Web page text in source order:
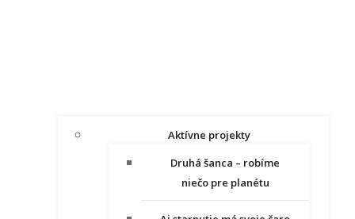
Aktívne projekty
Druhá šanca – robíme
niečo pre planétu